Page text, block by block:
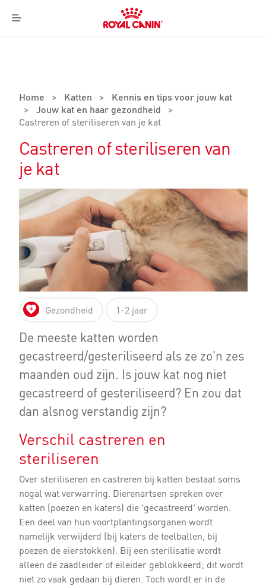
Menu
Royal
Canin
Home > Katten >
Kennis en tips voor jouw kat
> Jouw kat en haar gezondheid
>
Castreren of steriliseren van je kat
Castreren of steriliseren van
je kat
Gezondheid 1-2 jaar
De meeste katten worden
gecastreerd/gesteriliseerd als ze zo'n zes
maanden oud zijn. Is jouw kat nog niet
gecastreerd of gesteriliseerd? En zou dat
dan alsnog verstandig zijn?
Verschil castreren en
steriliseren
Over steriliseren en castreren bij katten bestaat soms
nogal wat verwarring. Dierenartsen spreken over
katten (poezen en katers) die 'gecastreerd' worden.
Een deel van hun voortplantingsorganen wordt
namelijk verwijderd (bij katers de teelballen, bij
poezen de eierstokken). Bij een sterilisatie wordt
alleen de zaadleider of eileider geblokkeerd; dit wordt
niet zo vaak gedaan bij dieren. Toch wordt er in de